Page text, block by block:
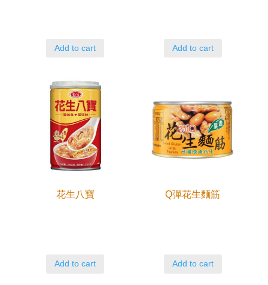
Add to cart Add to cart
花生八寶
Add to cart
Q彈花生麵筋
Add to cart